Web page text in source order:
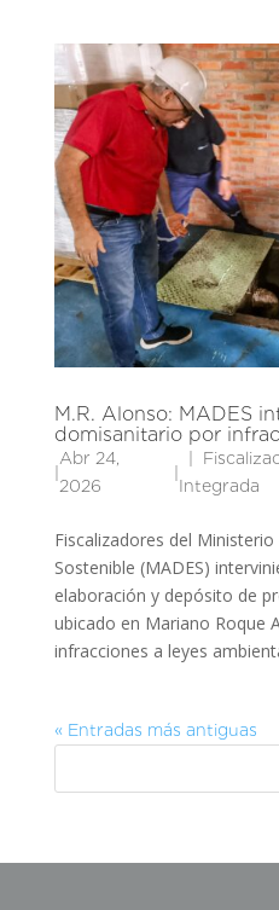
M.R. Alonso: MADES
domisanitario por
Abr 24,
2026
Integrada
Fiscalizadores del
Sostenible (MADES)
elaboración y depósito de
ubicado en Mariano Roque
infracciones a leyes
« Entradas más antiguas